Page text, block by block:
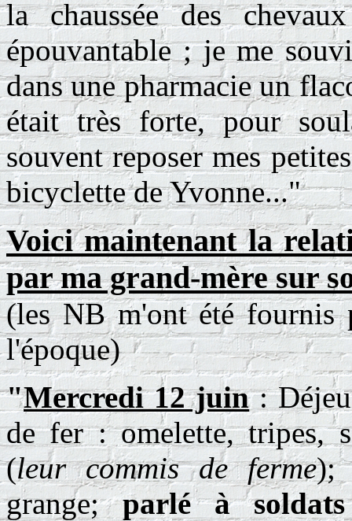
la chaussée des
épouvantable ; je me
dans une pharmacie un
était très forte, pour
souvent reposer mes
bicyclette de Yvonne..."
Voici maintenant la
par ma grand-mère sur
(les NB m'ont été fournis
l'époque)
"Mercredi 12 juin:
de fer : omelette, tripes,
(leur commis de ferme);
grange;parlé à